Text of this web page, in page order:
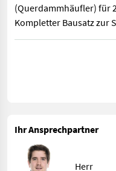
(Querdammhäufler) für
Kompletter Bausatz zur
Klassifizierung:
Ihr Ansprechpartner
Herr